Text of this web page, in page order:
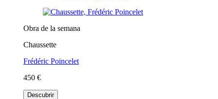
Obra de la semana
Chaussette
Frédéric Poincelet
450 €
Descubrir